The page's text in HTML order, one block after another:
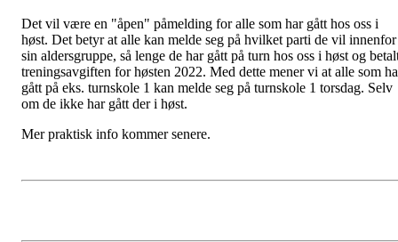
Det vil være en "åpen" påmelding for alle som har gått hos oss i
høst. Det betyr at alle kan melde seg på hvilket parti de vil innenfor
sin aldersgruppe, så lenge de har gått på turn hos oss i høst og
treningsavgiften for høsten 2022. Med dette mener vi at alle som
gått på eks. turnskole 1 kan melde seg på turnskole 1 torsdag. Selv
om de ikke har gått der i høst.
Mer praktisk info kommer senere.